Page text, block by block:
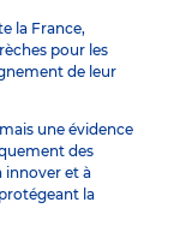
la France,
pour les
de leur
une évidence
des
innover et à
la